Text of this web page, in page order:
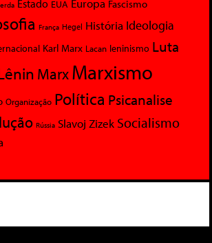
Estado EUA Europa Fascismo
França Hegel História Ideologia
Karl Marx Lacan leninismo Luta
MarxMarxismo
Organização Política Psicanalise
Rússia Slavoj Zizek Socialismo